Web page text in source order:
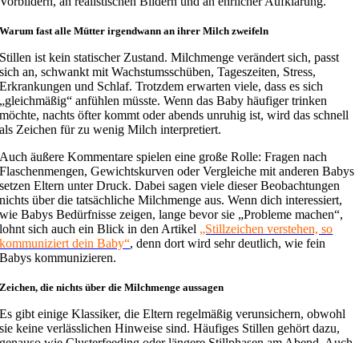
Warum fast alle Mütter irgendwann an ihrer Milch zweifeln
Stillen ist kein statischer Zustand. Milchmenge verändert sich, passt
sich an, schwankt mit Wachstumsschüben, Tageszeiten, Stress,
Erkrankungen und Schlaf. Trotzdem erwarten viele, dass es sich
„gleichmäßig“ anfühlen müsste. Wenn das Baby häufiger trinken
möchte, nachts öfter kommt oder abends unruhig ist, wird das schnell
als Zeichen für zu wenig Milch interpretiert.
Auch äußere Kommentare spielen eine große Rolle: Fragen nach
Flaschenmengen, Gewichtskurven oder Vergleiche mit anderen Babys
setzen Eltern unter Druck. Dabei sagen viele dieser Beobachtungen
nichts über die tatsächliche Milchmenge aus. Wenn dich interessiert,
wie Babys Bedürfnisse zeigen, lange bevor sie „Probleme machen“,
lohnt sich auch ein Blick in den Artikel „Stillzeichen verstehen, so
kommuniziert dein Baby“, denn dort wird sehr deutlich, wie fein
Babys kommunizieren.
Zeichen, die nichts über die Milchmenge aussagen
Es gibt einige Klassiker, die Eltern regelmäßig verunsichern, obwohl
sie keine verlässlichen Hinweise sind. Häufiges Stillen gehört dazu,